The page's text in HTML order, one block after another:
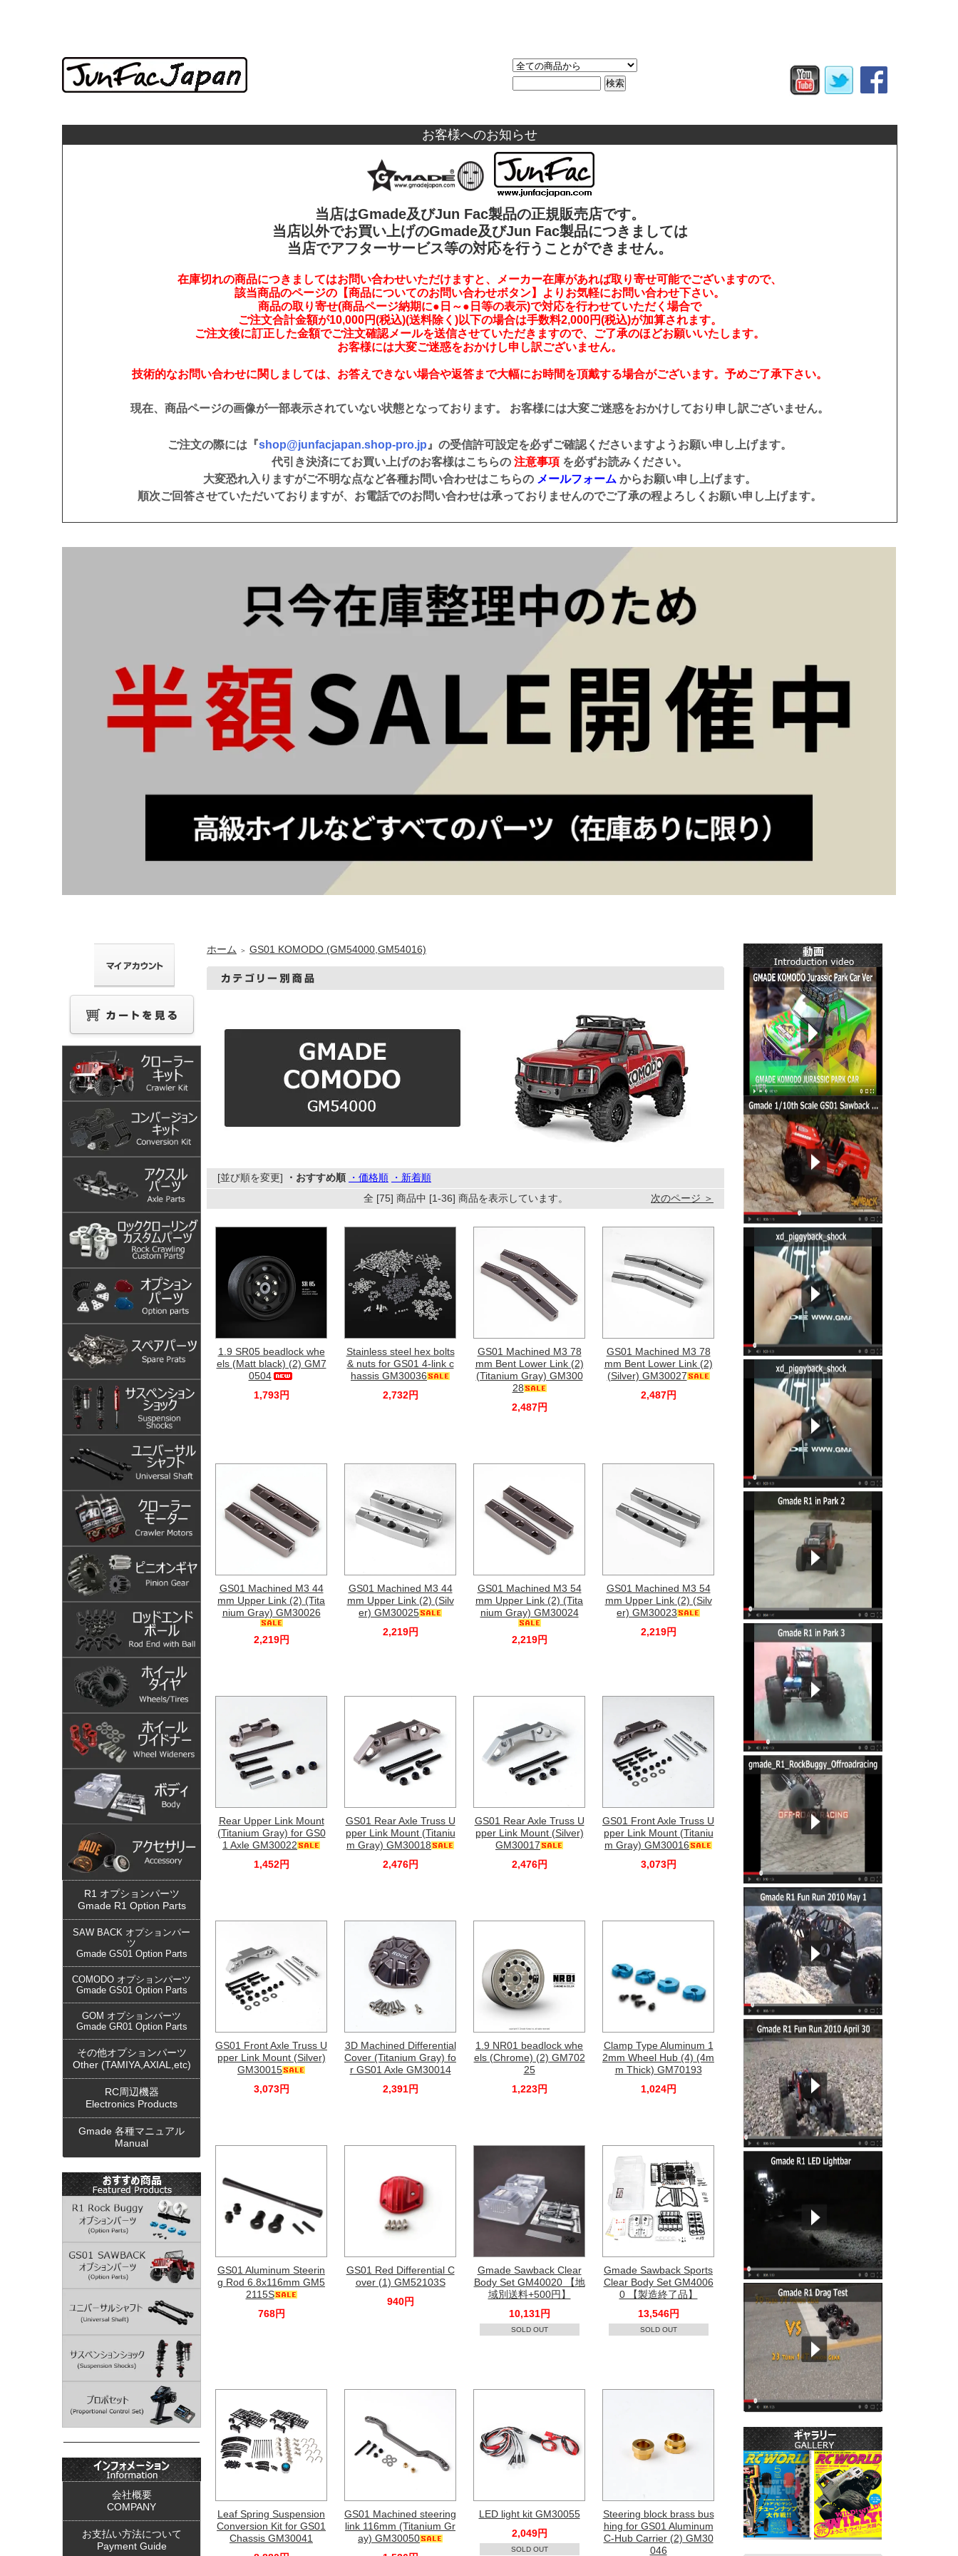
お客様へのお知らせ
当店はGmade及びJun Fac製品の正規販売店です。
当店以外でお買い上げのGmade及びJun Fac製品につきましては
当店でアフターサービス等の対応を行うことができません。
在庫切れの商品につきましてはお問い合わせいただけますと、メーカー在庫があれば取り寄せ可能でございますので、
該当商品のページの【商品についてのお問い合わせボタン】よりお気軽にお問い合わせ下さい。
商品の取り寄せ(商品ページ納期に●日～●日等の表示)で対応を行わせていただく場合で
ご注文合計金額が10,000円(税込)(送料除く)以下の場合は手数料2,000円(税込)が加算されます。
ご注文後に訂正した金額でご注文確認メールを送信させていただきますので、ご了承のほどお願いいたします。
お客様には大変ご迷惑をおかけし申し訳ございません。
技術的なお問い合わせに関しましては、お答えできない場合や返答まで大幅にお時間を頂戴する場合がございます。予めご了承下さい。
現在、商品ページの画像が一部表示されていない状態となっております。 お客様には大変ご迷惑をおかけしており申し訳ございません。
ご注文の際には『shop@junfacjapan.shop-pro.jp 』の受信許可設定を必ずご確認くださいますようお願い申し上げます。
代引き決済にてお買い上げのお客様はこちらの 注意事項 を必ずお読みください。
大変恐れ入りますがご不明な点など各種お問い合わせはこちらの メールフォーム からお願い申し上げます。
順次ご回答させていただいておりますが、お電話でのお問い合わせは承っておりませんのでご了承の程よろしくお願い申し上げます。
R1 オプションパーツ
Gmade R1 Option Parts
SAW BACK オプションパー
ツ
Gmade GS01 Option Parts
COMODO オプションパーツ
Gmade GS01 Option Parts
GOM オプションパーツ
Gmade GR01 Option Parts
その他オプションパーツ
Other (TAMIYA,AXIAL,etc)
RC周辺機器
Electronics Products
Gmade 各種マニュアル
Manual
会社概要
COMPANY
お支払い方法について
Payment Guide
ホーム ＞ GS01 KOMODO (GM54000,GM54016)
[並び順を変更] ・おすすめ順 ・価格順
・新着順
全 [75] 商品中 [1-36] 商品を表示しています。
次のページ ＞
1.9 SR05 beadlock whe
els (Matt black) (2) GM7
0504
1,793円
Stainless steel hex bolts
& nuts for GS01 4-link c
hassis GM30036
2,732円
GS01 Machined M3 78
mm Bent Lower Link (2)
(Titanium Gray) GM300
28
2,487円
GS01 Machined M3 78
mm Bent Lower Link (2)
(Silver) GM30027
2,487円
GS01 Machined M3 44
mm Upper Link (2) (Tita
nium Gray) GM30026
2,219円
GS01 Machined M3 44
mm Upper Link (2) (Silv
er) GM30025
2,219円
GS01 Machined M3 54
mm Upper Link (2) (Tita
nium Gray) GM30024
2,219円
GS01 Machined M3 54
mm Upper Link (2) (Silv
er) GM30023
2,219円
Rear Upper Link Mount
(Titanium Gray) for GS0
1 Axle GM30022
1,452円
GS01 Rear Axle Truss U
pper Link Mount (Titaniu
m Gray) GM30018
2,476円
GS01 Rear Axle Truss U
pper Link Mount (Silver)
GM30017
2,476円
GS01 Front Axle Truss U
pper Link Mount (Titaniu
m Gray) GM30016
3,073円
GS01 Front Axle Truss U
pper Link Mount (Silver)
GM30015
3,073円
3D Machined Differential
Cover (Titanium Gray) fo
r GS01 Axle GM30014
2,391円
1.9 NR01 beadlock whe
els (Chrome) (2) GM702
25
1,223円
Clamp Type Aluminum 1
2mm Wheel Hub (4) (4m
m Thick) GM70193
1,024円
GS01 Aluminum Steerin
g Rod 6.8x116mm GM5
2115S
768円
GS01 Red Differential C
over (1) GM52103S
940円
Gmade Sawback Clear
Body Set GM40020 【地
域別送料+500円】
10,131円
SOLD OUT
Gmade Sawback Sports
Clear Body Set GM4006
0 【製造終了品】
13,546円
SOLD OUT
Leaf Spring Suspension
Conversion Kit for GS01
Chassis GM30041
GS01 Machined steering
link 116mm (Titanium Gr
ay) GM30050
LED light kit GM30055
2,049円
SOLD OUT
Steering block brass bus
hing for GS01 Aluminum
C-Hub Carrier (2) GM30
046